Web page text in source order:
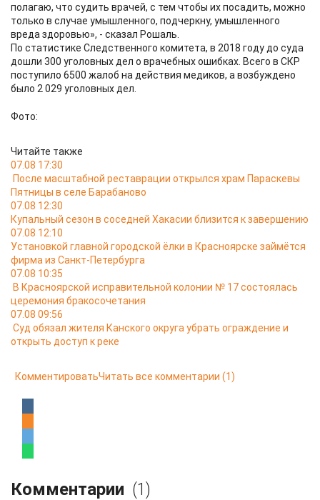
полагаю, что судить врачей, с тем чтобы их посадить, можно
только в случае умышленного, подчеркну, умышленного
вреда здоровью», - сказал Рошаль.
По статистике Следственного комитета, в 2018 году до суда
дошли 300 уголовных дел о врачебных ошибках. Всего в СКР
поступило 6500 жалоб на действия медиков, а возбуждено
было 2 029 уголовных дел.
Фото:
Читайте также
07.08 17:30
После масштабной реставрации открылся храм Параскевы
Пятницы в селе Барабаново
07.08 12:30
Купальный сезон в соседней Хакасии близится к завершению
07.08 12:10
Установкой главной городской ёлки в Красноярске займётся
фирма из Санкт-Петербурга
07.08 10:35
В Красноярской исправительной колонии № 17 состоялась
церемония бракосочетания
07.08 09:56
Суд обязал жителя Канского округа убрать ограждение и
открыть доступ к реке
КомментироватьЧитать все комментарии (1)
Комментарии (1)